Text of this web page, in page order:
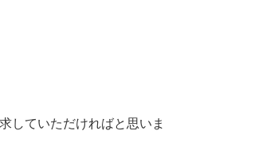
していただければと思いま